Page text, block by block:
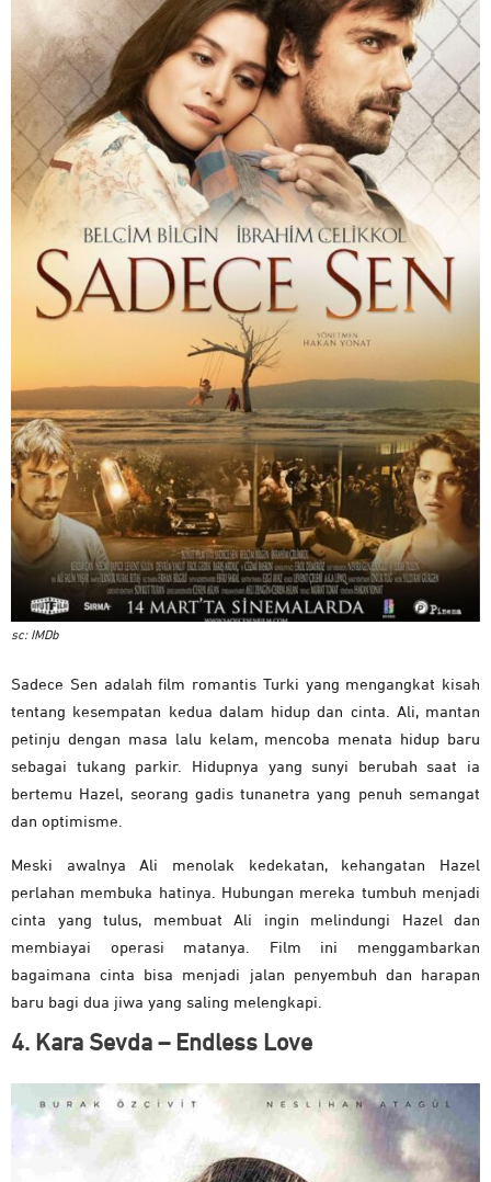
sc: IMDb
Sadece Sen adalah film romantis Turki yang mengangkat kisah
tentang kesempatan kedua dalam hidup dan cinta. Ali, mantan
petinju dengan masa lalu kelam, mencoba menata hidup baru
sebagai tukang parkir. Hidupnya yang sunyi berubah saat ia
bertemu Hazel, seorang gadis tunanetra yang penuh semangat
dan optimisme.
Meski awalnya Ali menolak kedekatan, kehangatan Hazel
perlahan membuka hatinya. Hubungan mereka tumbuh menjadi
cinta yang tulus, membuat Ali ingin melindungi Hazel dan
membiayai operasi matanya. Film ini menggambarkan
bagaimana cinta bisa menjadi jalan penyembuh dan harapan
baru bagi dua jiwa yang saling melengkapi.
4. Kara Sevda – Endless Love